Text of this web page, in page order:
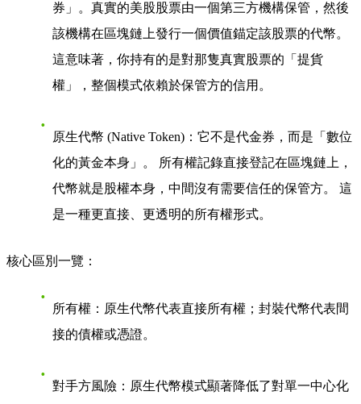
券」。真實的美股股票由一個第三方機構保管，然後
該機構在區塊鏈上發行一個價值錨定該股票的代幣。
這意味著，你持有的是對那隻真實股票的「提貨
權」，整個模式依賴於保管方的信用。
原生代幣 (Native Token) ：它不是代金券，而是「數位
化的黃金本身」。 所有權記錄直接登記在區塊鏈上，
代幣就是股權本身，中間沒有需要信任的保管方。 這
是一種更直接、更透明的所有權形式。
核心區別一覽 ：
所有權 ：原生代幣代表直接所有權；封裝代幣代表間
接的債權或憑證。
對手方風險 ：原生代幣模式顯著降低了對單一中心化